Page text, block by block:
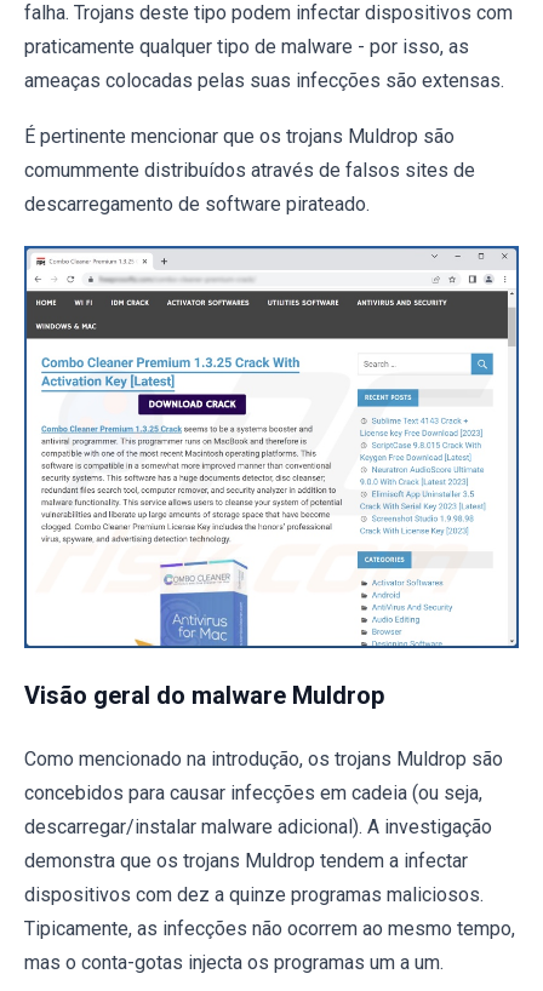
falha. Trojans deste tipo podem infectar dispositivos com
praticamente qualquer tipo de malware - por isso, as
ameaças colocadas pelas suas infecções são extensas.
É pertinente mencionar que os trojans Muldrop são
comummente distribuídos através de falsos sites de
descarregamento de software pirateado.
Visão geral do malware Muldrop
Como mencionado na introdução, os trojans Muldrop são
concebidos para causar infecções em cadeia (ou seja,
descarregar/instalar malware adicional). A investigação
demonstra que os trojans Muldrop tendem a infectar
dispositivos com dez a quinze programas maliciosos.
Tipicamente, as infecções não ocorrem ao mesmo tempo,
mas o conta-gotas injecta os programas um a um.